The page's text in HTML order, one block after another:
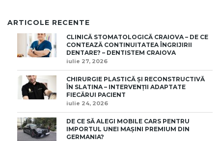
ARTICOLE RECENTE
CLINICĂ STOMATOLOGICĂ CRAIOVA – DE CE
CONTEAZĂ CONTINUITATEA ÎNGRIJIRII
DENTARE? – DENTISTEM CRAIOVA
iulie 27, 2026
CHIRURGIE PLASTICĂ ȘI RECONSTRUCTIVĂ
ÎN SLATINA – INTERVENȚII ADAPTATE
FIECĂRUI PACIENT
iulie 24, 2026
DE CE SĂ ALEGI MOBILE CARS PENTRU
IMPORTUL UNEI MAȘINI PREMIUM DIN
GERMANIA?